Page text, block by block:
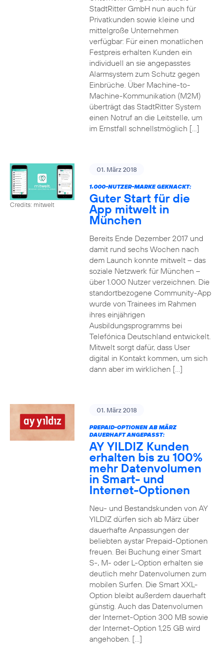
StadtRitter GmbH nun auch für
Privatkunden sowie kleine und
mittelgroße Unternehmen
verfügbar: Für einen monatlichen
Festpreis erhalten Kunden ein
individuell an sie angepasstes
Alarmsystem zum Schutz gegen
Einbrüche. Über Machine-to-
Machine-Kommunikation (M2M)
überträgt das StadtRitter System
einen Notruf an die Leitstelle, um
im Ernstfall schnellstmöglich […]
Credits: mitwelt
01. März 2018
1.000-NUTZER-MARKE GEKNACKT:
Guter Start für die
App mitwelt in
München
Bereits Ende Dezember 2017 und
damit rund sechs Wochen nach
dem Launch konnte mitwelt – das
soziale Netzwerk für München –
über 1.000 Nutzer verzeichnen. Die
standortbezogene Community-App
wurde von Trainees im Rahmen
ihres einjährigen
Ausbildungsprogramms bei
Telefónica Deutschland entwickelt.
Mitwelt sorgt dafür, dass User
digital in Kontakt kommen, um sich
dann aber im wirklichen […]
01. März 2018
PREPAID-OPTIONEN AB MÄRZ
DAUERHAFT ANGEPASST:
AY YILDIZ Kunden
erhalten bis zu 100%
mehr Datenvolumen
in Smart- und
Internet-Optionen
Neu- und Bestandskunden von AY
YILDIZ dürfen sich ab März über
dauerhafte Anpassungen der
beliebten aystar Prepaid-Optionen
freuen. Bei Buchung einer Smart
S-, M- oder L-Option erhalten sie
deutlich mehr Datenvolumen zum
mobilen Surfen. Die Smart XXL-
Option bleibt außerdem dauerhaft
günstig. Auch das Datenvolumen
der Internet-Option 300 MB sowie
der Internet-Option 1,25 GB wird
angehoben. […]